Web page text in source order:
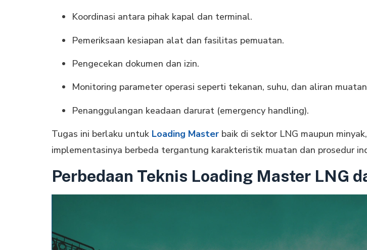
Koordinasi antara pihak kapal dan terminal.
Pemeriksaan kesiapan alat dan fasilitas pemuatan.
Pengecekan dokumen dan izin.
Monitoring parameter operasi seperti tekanan, suhu, dan aliran
Penanggulangan keadaan darurat (emergency handling).
Tugas ini berlaku untuk Loading Master baik di sektor LNG maupun
implementasinya berbeda tergantung karakteristik muatan dan prosedur
Perbedaan Teknis Loading Master LNG